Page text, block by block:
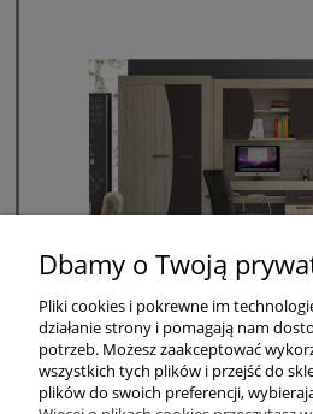
Meblościanka
Dbamy o Twoją
Pliki cookies i pokrewne im
działanie strony i pomagają nam
potrzeb. Możesz zaakceptować
wszystkich tych plików i przejść do
plików do swoich preferencji,